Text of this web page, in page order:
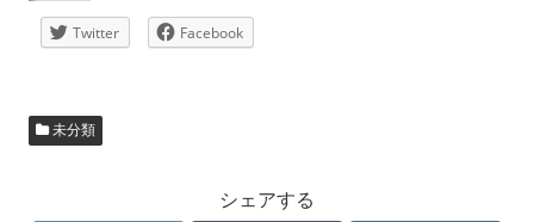
Twitter Facebook
未分類
シェアする